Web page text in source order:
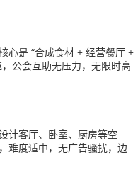
心是 “合成食材 + 经营餐厅 +
公会互助无压力，无限时高
计客厅、卧室、厨房等空
难度适中，无广告骚扰，边